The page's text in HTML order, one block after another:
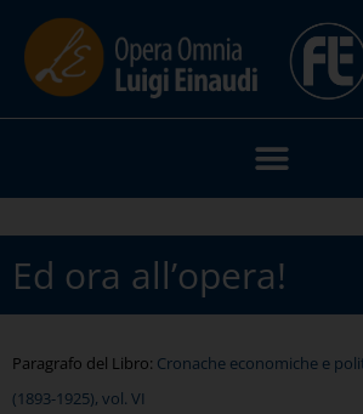
Ed ora all’opera!
Paragrafo del Libro: Cronache economiche e
(1893-1925), vol. VI